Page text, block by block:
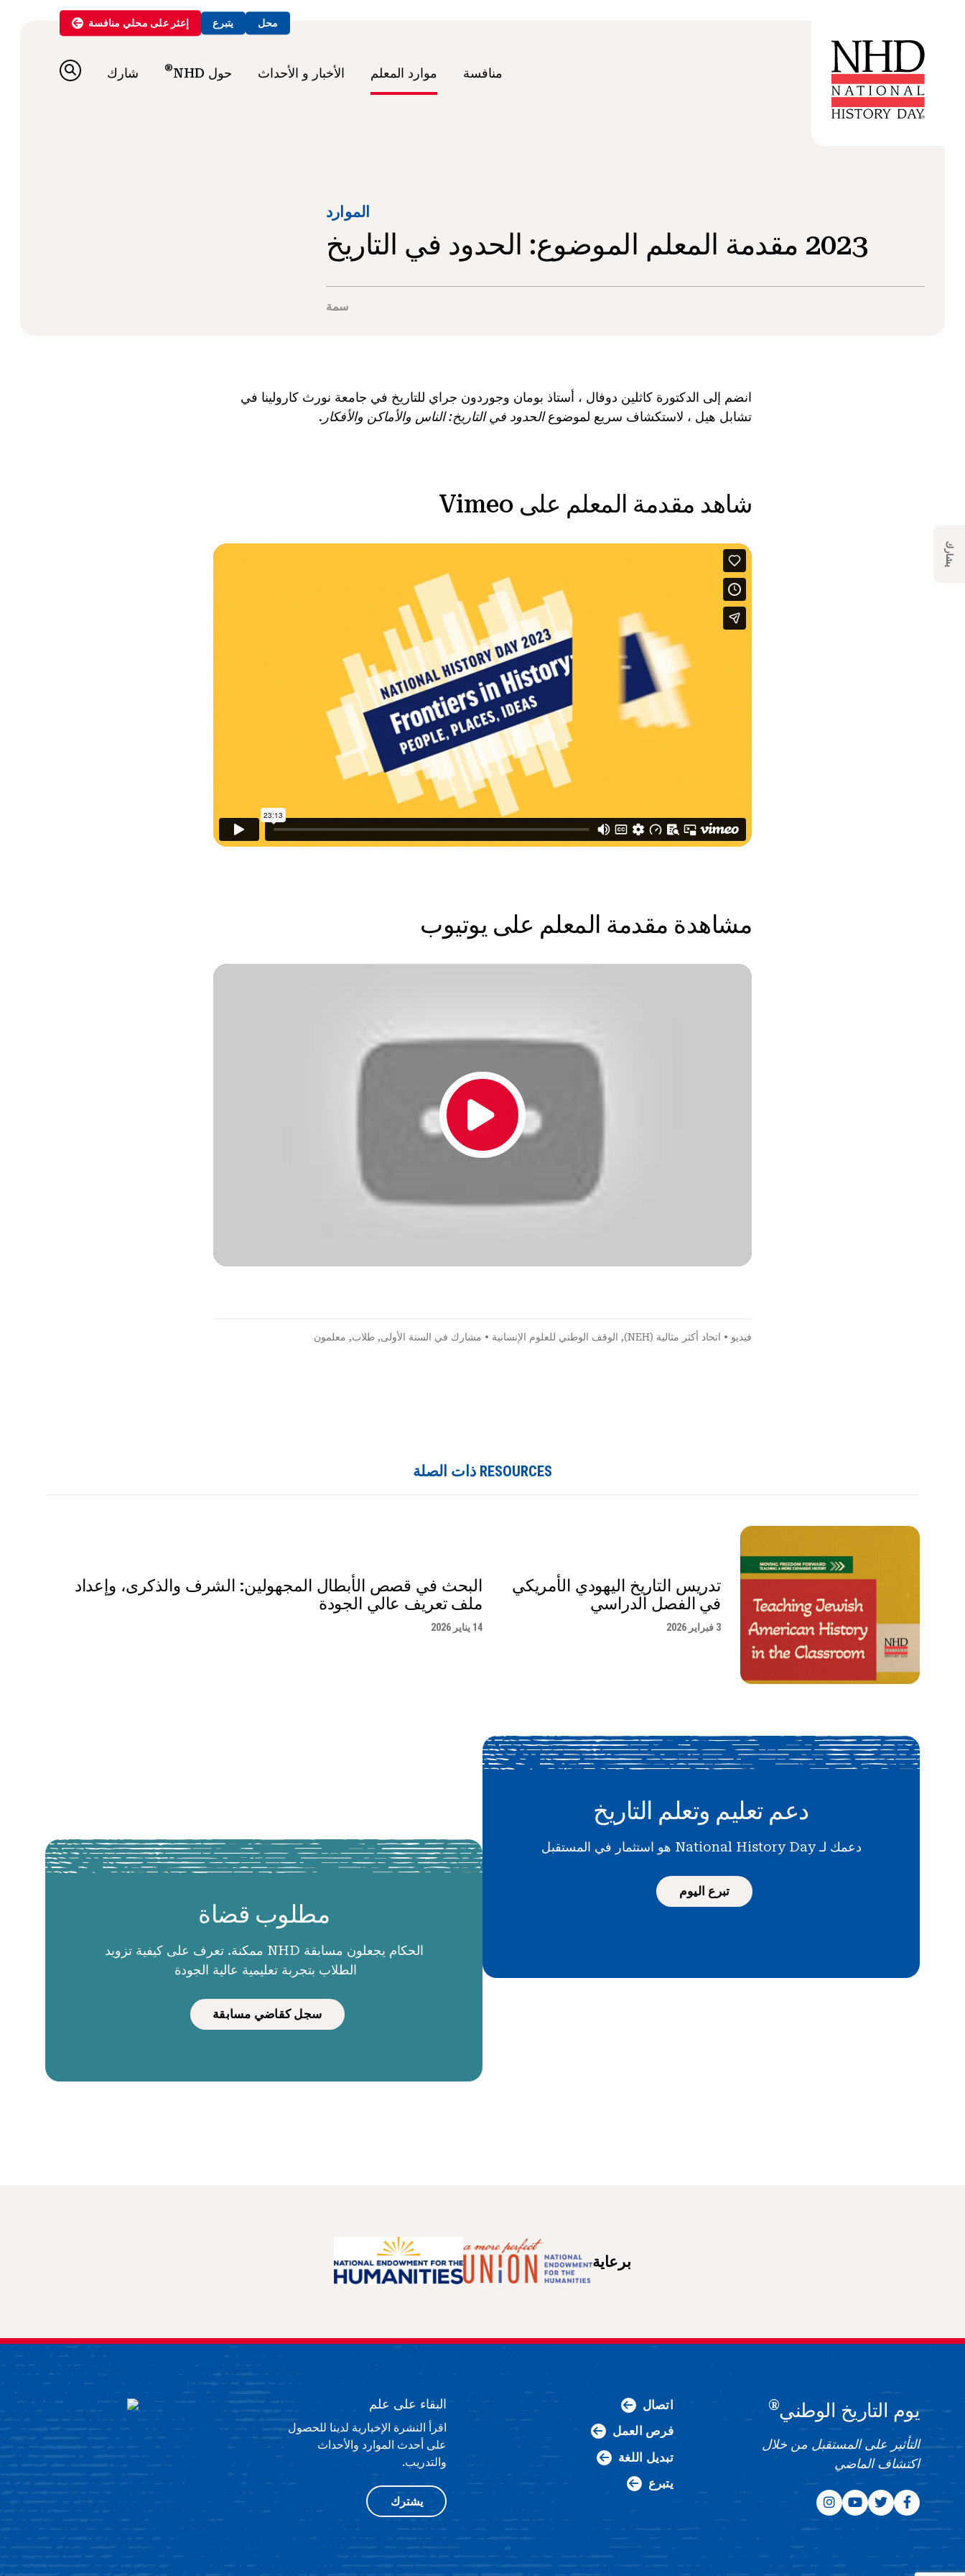
محل يتبرع إعثر على محلي منافسة
منافسة موارد المعلم الأخبار و الأحداث حول NHD ® شارك
الموارد
2023 مقدمة المعلم الموضوع: الحدود في التاريخ
سمة
انضم إلى الدكتورة كاثلين دوفال ، أستاذ بومان وجوردون جراي للتاريخ في جامعة نورث كارولينا في
تشابل هيل ، لاستكشاف سريع لموضوعالحدود في التاريخ: الناس والأماكن والأفكار .
شاهد مقدمة المعلم على Vimeo
مشاهدة مقدمة المعلم على يوتيوب
فيديو • اتحاد أكثر مثالية (NEH) , الوقف الوطني للعلوم الإنسانية • مشارك في السنة الأولى, طلاب, معلمون
يشارك
RESOURCES ذات الصلة
تدريس التاريخ اليهودي الأمريكي
في الفصل الدراسي
3 فبراير 2026
البحث في قصص الأبطال المجهولين: الشرف والذكرى، وإعداد
ملف تعريف عالي الجودة
14 يناير 2026
دعم تعليم وتعلم التاريخ
دعمك لـ National History Day هو استثمار في المستقبل
تبرع اليوم
مطلوب قضاة
الحكام يجعلون مسابقة NHD ممكنة. تعرف على كيفية تزويد
الطلاب بتجربة تعليمية عالية الجودة
سجل كقاضي مسابقة
برعاية
يوم التاريخ الوطني®
التأثير على المستقبل من خلال
اكتشاف الماضي
اتصال
فرص العمل
تبديل اللغة
يتبرع
البقاء على علم
اقرأ النشرة الإخبارية لدينا للحصول
على أحدث الموارد والأحداث
والتدريب.
يشترك